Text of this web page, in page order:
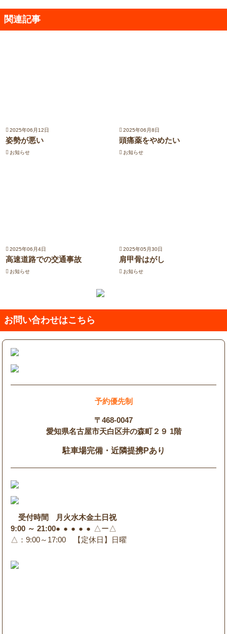
関連記事
2025年06月12日
姿勢が悪い
お知らせ
2025年06月8日
頭痛薬をやめたい
お知らせ
2025年06月4日
高速道路での交通事故
お知らせ
2025年05月30日
肩甲骨はがし
お知らせ
お問い合わせはこちら
予約優先制
〒468-0047
愛知県名古屋市天白区井の森町２９ 1階
駐車場完備・近隣提携Pあり
受付時間 月 火水木金土 日祝
9:00 ～ 21:00● ● ● ● ● △ー△
△ ：9:00～17:00 【定休日】日曜